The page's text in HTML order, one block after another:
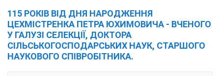
115 РОКІВ ВІД ДНЯ НАРОДЖЕННЯ
ЦЕХМІСТРЕНКА ПЕТРА ЮХИМОВИЧА - ВЧЕНОГО
У ГАЛУЗІ СЕЛЕКЦІЇ, ДОКТОРА
СІЛЬСЬКОГОСПОДАРСЬКИХ НАУК, СТАРШОГО
НАУКОВОГО СПІВРОБІТНИКА.